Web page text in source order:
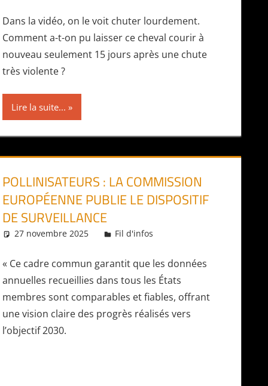
Dans la vidéo, on le voit chuter lourdement.
Comment a-t-on pu laisser ce cheval courir à
nouveau seulement 15 jours après une chute
très violente ?
Lire la suite...
POLLINISATEURS : LA COMMISSION
EUROPÉENNE PUBLIE LE DISPOSITIF
DE SURVEILLANCE
27 novembre 2025 Daniel
Fil d'infos
« Ce cadre commun garantit que les données
annuelles recueillies dans tous les États
membres sont comparables et fiables, offrant
une vision claire des progrès réalisés vers
l’objectif 2030.